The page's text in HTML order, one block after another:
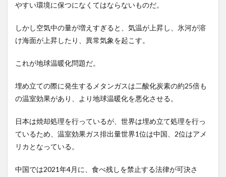
やすい環境に保つになくてはならないものだ。
しかし空気中の量が増えすぎると、気温が上昇し、氷河が溶
け海面が上昇したり、異常気象を起こす。
これが地球温暖化問題だ。
埋め立ての際に発生するメタンガスは二酸化炭素の約25倍も
の温室効果があり、より地球温暖化を悪化させる。
日本は焼却処理を行っているが、世界は埋め立て処理を行っ
ているため、温室効果ガス排出量世界1位は中国、2位はアメ
リカとなっている。
中国では2021年4月に、食べ残しを禁止する法律が可決さ